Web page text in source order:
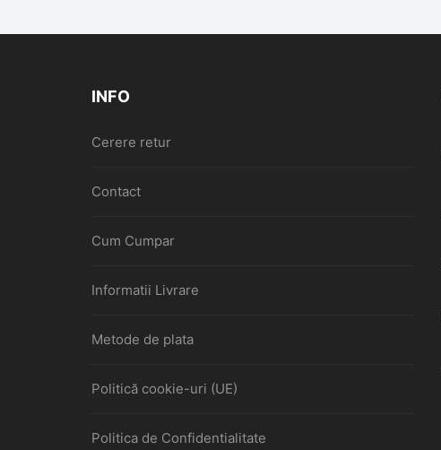
INFO
Cerere retur
Contact
Cum Cumpar
Informatii Livrare
Metode de plata
Politică cookie-uri (UE)
Politica de Confidentialitate